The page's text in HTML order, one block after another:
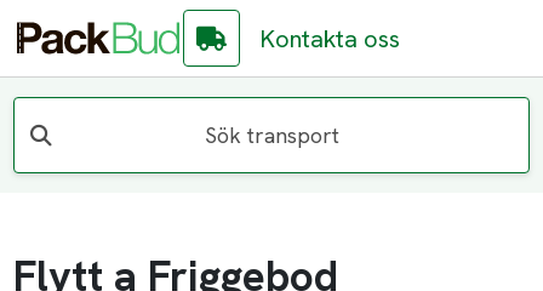
Kontakta oss
Sök transport
Flytt a Friggebod